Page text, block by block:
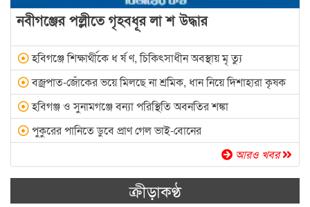
নবীগঞ্জের পল্লীতে গৃহবধূর লা শ উদ্ধার
হবিগঞ্জে শিক্ষার্থীকে ধ র্ষ ণ, চিকিৎসাধীন অবস্থায় মৃ ত্যু
বজ্রপাত-জোঁকের ভয়ে মিলছে না শ্রমিক, ধান নিয়ে দিশাহারা কৃষক
হবিগঞ্জ ও সুনামগঞ্জে বন্যা পরিস্থিতি অবনতির শঙ্কা
পুকুরের পানিতে ডুবে প্রাণ গেল ভাই-বোনের
আরও খবর
ক্রীড়াকণ্ঠ